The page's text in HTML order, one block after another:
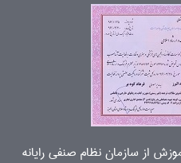
از سازمان نظام صنفی رایانه